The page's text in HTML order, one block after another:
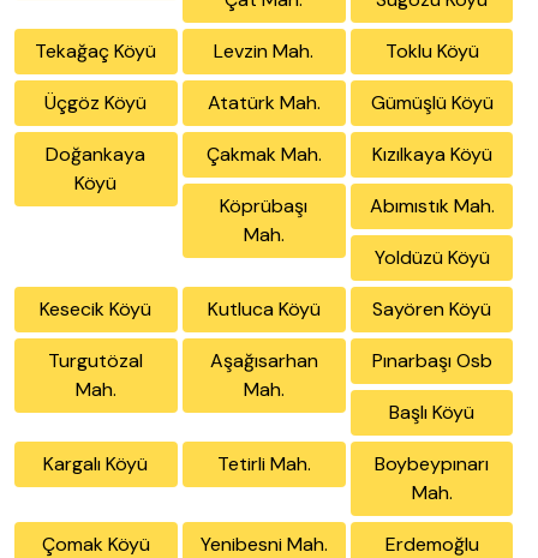
Tekağaç Köyü Levzin Mah. Toklu Köyü
Üçgöz Köyü Atatürk Mah. Gümüşlü Köyü
Doğankaya
Köyü
Çakmak Mah. Kızılkaya Köyü
Köprübaşı
Mah.
Abımıstık Mah.
Yoldüzü Köyü
Kesecik Köyü Kutluca Köyü Sayören Köyü
Turgutözal
Mah.
Aşağısarhan
Mah.
Pınarbaşı Osb
Başlı Köyü
Kargalı Köyü Tetirli Mah.
Boybeypınarı
Mah.
Çomak Köyü Yenibesni Mah.
Erdemoğlu